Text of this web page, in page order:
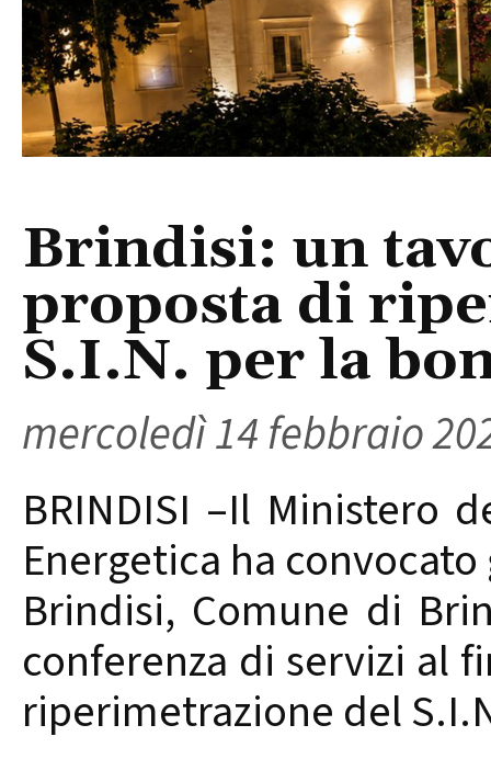
Brindisi: un
proposta di
S.I.N. per la
mercoledì 14 febbraio
BRINDISI –Il Ministero
Energetica ha
Brindisi, Comune di
conferenza di servizi al
riperimetrazione del